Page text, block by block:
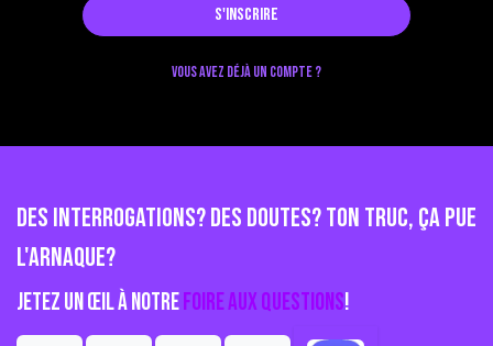
S'inscrire
Vous avez déjà un compte ?
Des interrogations? Des doutes? Ton truc, ça pue
l'arnaque?
Jetez un œil à notreFoire aux questions!